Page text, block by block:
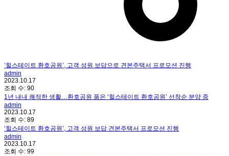
‘힐스테이트 환호공원’, 고객 성원 보답으로 견본주택서 프로모션 진행
admin
2023.10.17
조회 수: 90
1년 내내 쾌적한 생활…환호공원 품은 ‘힐스테이트 환호공원’ 선착순 분양 중
admin
2023.10.17
조회 수: 89
‘힐스테이트 환호공원’, 고객 성원 보답 견본주택서 프로모션 진행
admin
2023.10.17
조회 수: 99